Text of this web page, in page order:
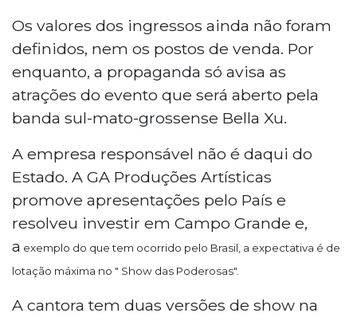
Os valores dos ingressos ainda não foram
definidos, nem os postos de venda. Por
enquanto, a propaganda só avisa as
atrações do evento que será aberto pela
banda sul-mato-grossense Bella Xu.
A empresa responsável não é daqui do
Estado. A GA Produções Artísticas
promove apresentações pelo País e
resolveu investir em Campo Grande e,
a exemplo do que tem ocorrido pelo Brasil, a expectativa é de
lotação máxima no " Show das Poderosas".
A cantora tem duas versões de show na